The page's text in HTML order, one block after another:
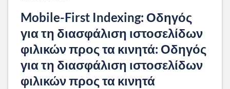
Mobile-First Indexing: Οδηγός
για τη διασφάλιση ιστοσελίδων
φιλικών προς τα κινητά: Οδηγός
για τη διασφάλιση ιστοσελίδων
φιλικών προς τα κινητά